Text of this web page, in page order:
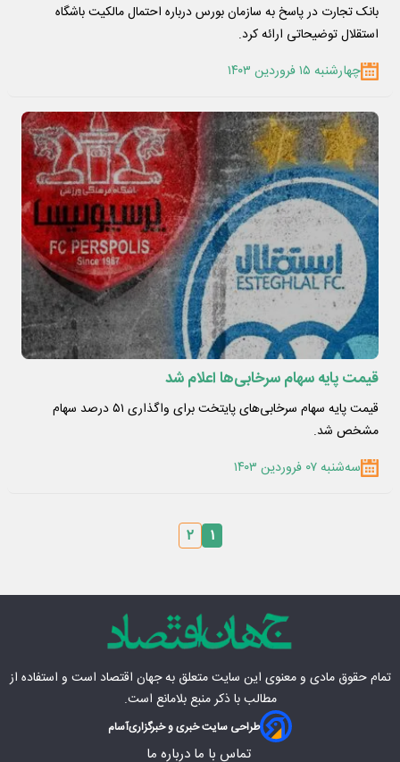
بانک تجارت در پاسخ به سازمان بورس درباره احتمال مالکیت باشگاه
استقلال توضیحاتی ارائه کرد.
چهارشنبه ۱۵ فروردین ۱۴۰۳
قیمت پایه سهام سرخابی‌ها اعلام شد
قیمت پایه سهام سرخابی‌های پایتخت برای واگذاری ۵۱ درصد سهام
مشخص شد.
سه‌شنبه ۰۷ فروردین ۱۴۰۳
۱ ۲
تمام حقوق مادی‌ و معنوی این سایت متعلق بهجهان اقتصاد است و استفاده از
مطالب با ذکر منبع بلامانع است.
طراحی سایت خبری و خبرگزاریآسام
تماس با ما درباره ما